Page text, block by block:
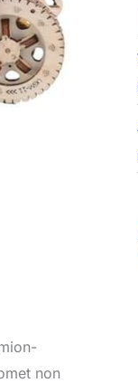
non